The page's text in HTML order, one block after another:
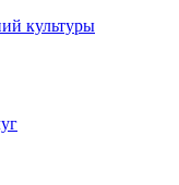
культуры